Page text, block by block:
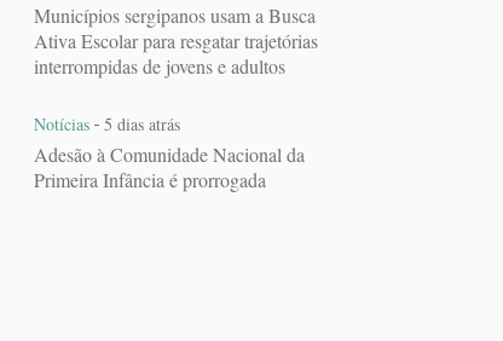
Municípios sergipanos usam a Busca
Ativa Escolar para resgatar trajetórias
interrompidas de jovens e adultos
Notícias - 5 dias atrás
Adesão à Comunidade Nacional da
Primeira Infância é prorrogada